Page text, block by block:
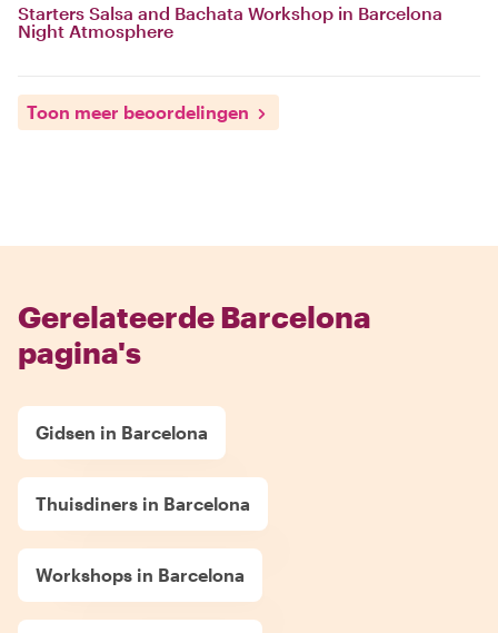
Starters Salsa and Bachata Workshop in Barcelona
Night Atmosphere
Toon meer beoordelingen
Gerelateerde Barcelona
pagina's
Gidsen in Barcelona
Thuisdiners in Barcelona
Workshops in Barcelona